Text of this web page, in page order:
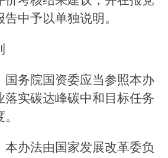
中予以单独说明。
务院国资委应当参照本办
落实碳达峰碳中和目标任务
办法由国家发展改革委负